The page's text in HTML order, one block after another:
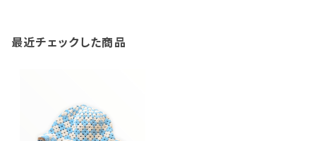
最近チェックした商品